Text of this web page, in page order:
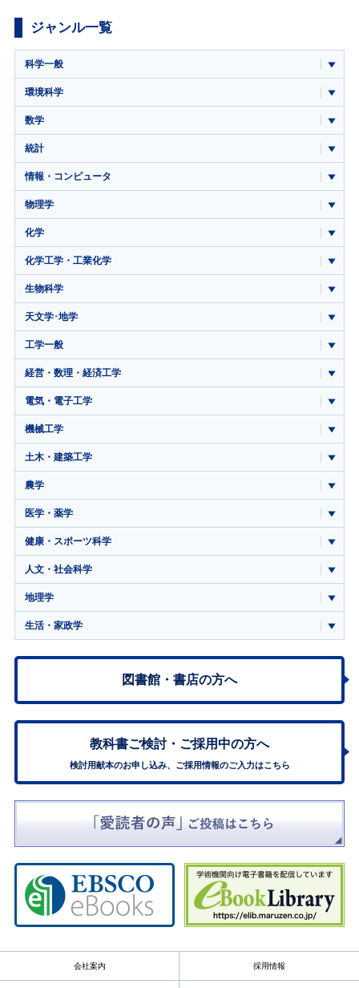
ジャンル一覧
科学一般
環境科学
数学
統計
情報・コンピュータ
物理学
化学
化学工学・工業化学
生物科学
天文学･地学
工学一般
経営・数理・経済工学
電気・電子工学
機械工学
土木・建築工学
農学
医学・薬学
健康・スポーツ科学
人文・社会科学
地理学
生活・家政学
図書館・書店の方へ
教科書ご検討・ ご採用中の方へ
検討用献本のお申し込み、ご採用情報のご入力はこちら
会社案内 採用情報